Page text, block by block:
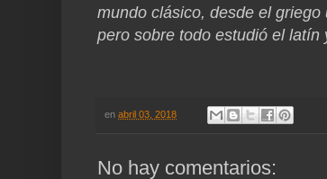
mundo clásico, desde el
pero sobre todo estudió el
en abril 03, 2018
No hay comentarios: